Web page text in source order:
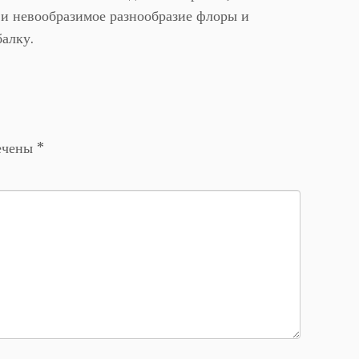
разнообразие флоры и
*